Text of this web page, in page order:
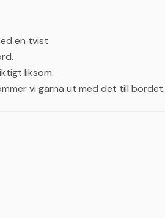
en tvist
liksom.
vi gärna ut med det till bordet.